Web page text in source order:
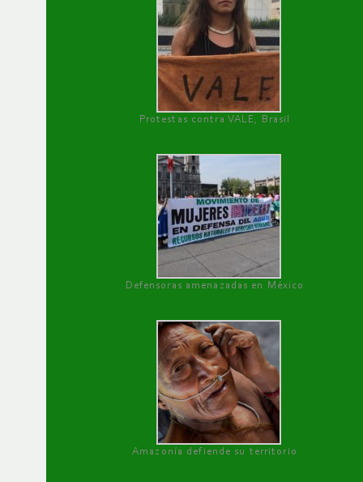
Protestas contra VALE, Brasil
Defensoras amenazadas en México
Amazonía defiende su territorio